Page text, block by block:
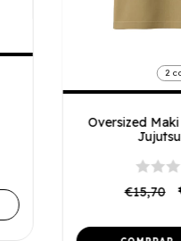
2
Oversized
€15,70